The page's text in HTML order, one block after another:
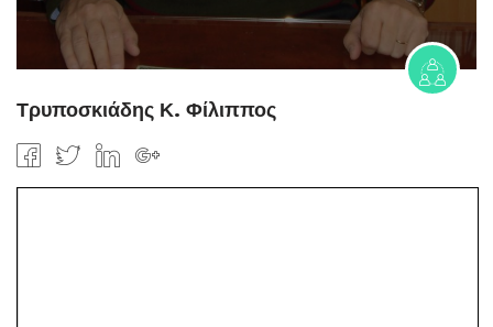
Τρυποσκιάδης Κ. Φίλιππος